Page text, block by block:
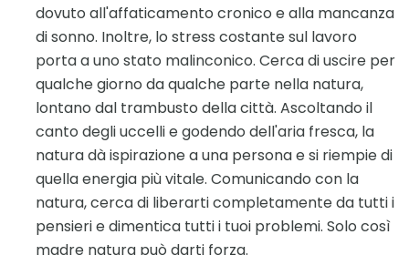
dovuto all'affaticamento cronico e alla mancanza
di sonno. Inoltre, lo stress costante sul lavoro
porta a uno stato malinconico. Cerca di uscire per
qualche giorno da qualche parte nella natura,
lontano dal trambusto della città. Ascoltando il
canto degli uccelli e godendo dell'aria fresca, la
natura dà ispirazione a una persona e si riempie di
quella energia più vitale. Comunicando con la
natura, cerca di liberarti completamente da tutti i
pensieri e dimentica tutti i tuoi problemi. Solo così
madre natura può darti forza.